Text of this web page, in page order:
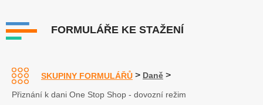
FORMULÁŘE KE STAŽENÍ
SKUPINY FORMULÁŘŮ > Daně >
Přiznání k dani One Stop Shop - dovozní režim